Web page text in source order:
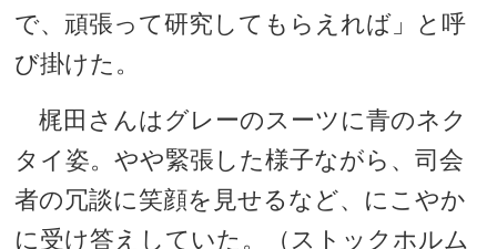
で、頑張って研究してもらえれば」と呼
び掛けた。
梶田さんはグレーのスーツに青のネク
タイ姿。やや緊張した様子ながら、司会
者の冗談に笑顔を見せるなど、にこやか
に受け答えしていた。（ストックホルム